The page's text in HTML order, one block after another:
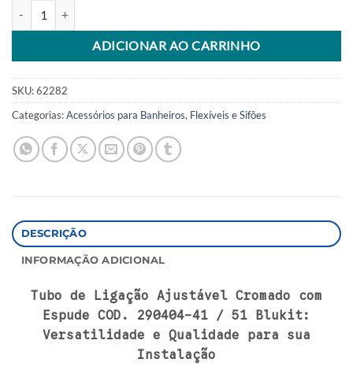
ADICIONAR AO CARRINHO
Alternative:
SKU:62282
Categorias:Acessórios para Banheiros, Flexíveis e Sifões
DESCRIÇÃO
INFORMAÇÃO ADICIONAL
Tubo de Ligação Ajustável Cromado com
Espude COD. 290404-41 / 51 Blukit:
Versatilidade e Qualidade para sua
Instalação